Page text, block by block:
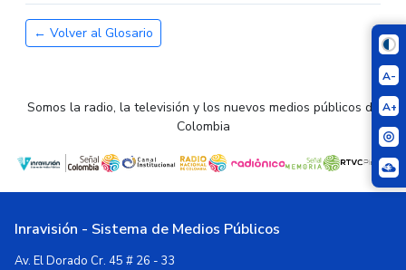
A-
A+
← Volver al Glosario
Somos la radio, la televisión y los nuevos medios públicos de
Colombia
Inravisión - Sistema de Medios Públicos
Av. El Dorado Cr. 45 # 26 - 33